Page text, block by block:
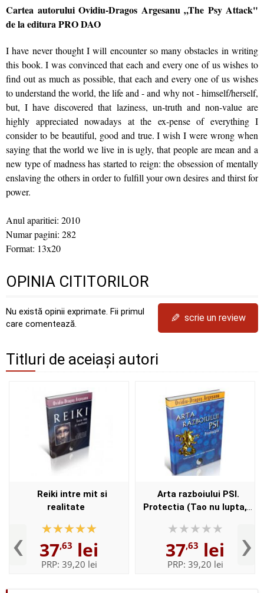
Cartea autorului Ovidiu-Dragos Argesanu „The Psy Attack"
de la editura PRO DAO
I have never thought I will encounter so many obstacles in writing
this book. I was convinced that each and every one of us wishes to
find out as much as possible, that each and every one of us wishes
to understand the world, the life and - and why not - himself/herself,
but, I have discovered that laziness, un-truth and non-value are
highly appreciated nowadays at the ex-pense of everything I
consider to be beautiful, good and true. I wish I were wrong when
saying that the world we live in is ugly, that people are mean and a
new type of madness has started to reign: the obsession of mentally
enslaving the others in order to fulfill your own desires and thirst for
power.
Anul aparitiei: 2010
Numar pagini: 282
Format: 13x20
OPINIA CITITORILOR
Nu există opinii exprimate. Fii primul
care comentează.
✎ scrie un review
Titluri de aceiași autori
‹
Reiki intre mit si
realitate
37,63 lei
PRP: 39,20 lei
Arta razboiului PSI.
Protectia (Tao nu lupta,
37,63 lei
PRP: 39,20 lei ›